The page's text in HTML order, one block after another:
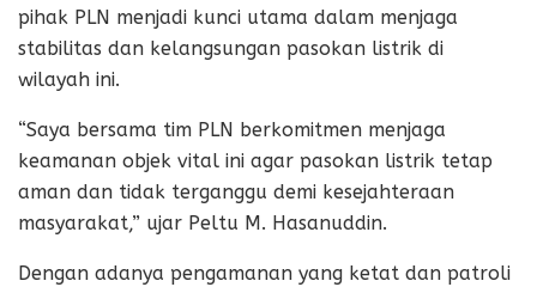
pihak PLN menjadi kunci utama dalam menjaga
stabilitas dan kelangsungan pasokan listrik di
wilayah ini.
“Saya bersama tim PLN berkomitmen menjaga
keamanan objek vital ini agar pasokan listrik tetap
aman dan tidak terganggu demi kesejahteraan
masyarakat,” ujar Peltu M. Hasanuddin.
Dengan adanya pengamanan yang ketat dan patroli